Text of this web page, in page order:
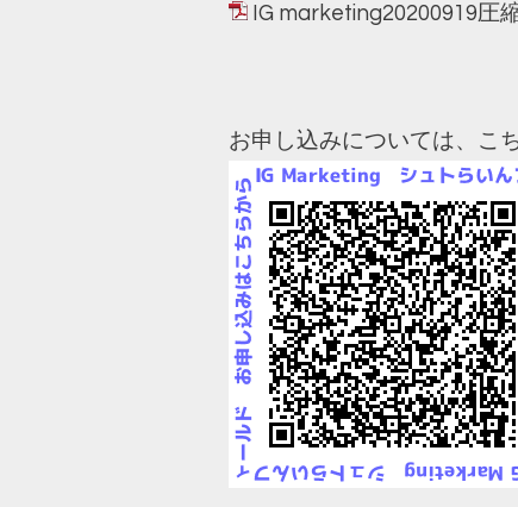
IG marketing20200919圧
お申し込みについては、こ